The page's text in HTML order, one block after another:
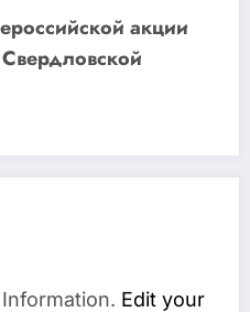
акции
Edit your